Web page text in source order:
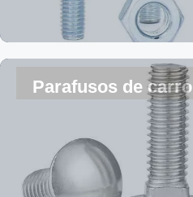
Parafusos de carro